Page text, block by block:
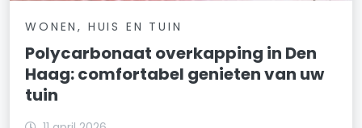
WONEN, HUIS EN TUIN
Polycarbonaat overkapping in Den
Haag: comfortabel genieten van uw
tuin